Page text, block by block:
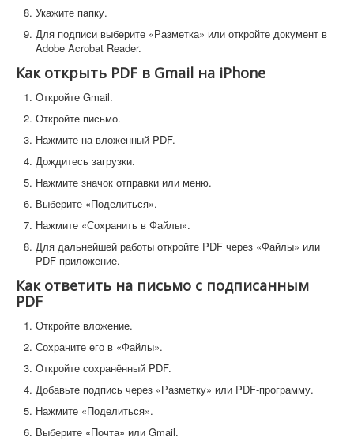
Укажите папку.
Для подписи выберите «Разметка» или откройте документ в
Adobe Acrobat Reader.
Как открыть PDF в Gmail на iPhone
Откройте Gmail.
Откройте письмо.
Нажмите на вложенный PDF.
Дождитесь загрузки.
Нажмите значок отправки или меню.
Выберите «Поделиться».
Нажмите «Сохранить в Файлы».
Для дальнейшей работы откройте PDF через «Файлы» или
PDF-приложение.
Как ответить на письмо с подписанным
PDF
Откройте вложение.
Сохраните его в «Файлы».
Откройте сохранённый PDF.
Добавьте подпись через «Разметку» или PDF-программу.
Нажмите «Поделиться».
Выберите «Почта» или Gmail.